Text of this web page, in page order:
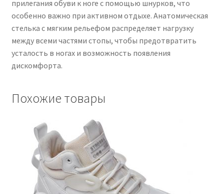
прилегания обуви к ноге с помощью шнурков, что
особенно важно при активном отдыхе. Анатомическая
стелька с мягким рельефом распределяет нагрузку
между всеми частями стопы, чтобы предотвратить
усталость в ногах и возможность появления
дискомфорта.
Похожие товары